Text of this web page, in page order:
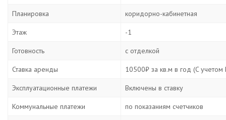
Планировка коридорно-кабинетная
Этаж -1
Готовность с отделкой
Ставка аренды 10500₽ за кв.м в год (C
Эксплуатационные платежи Включены в ставку
Коммунальные платежи по показаниям счетчиков